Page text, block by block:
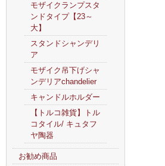
モザイクランプスタ
ンドタイプ【23～
大】
スタンドシャンデリ
ア
モザイク吊下げシャ
ンデリアchandelier
キャンドルホルダー
【トルコ雑貨】トル
コタイル/ キュタフ
ヤ陶器
お勧め商品